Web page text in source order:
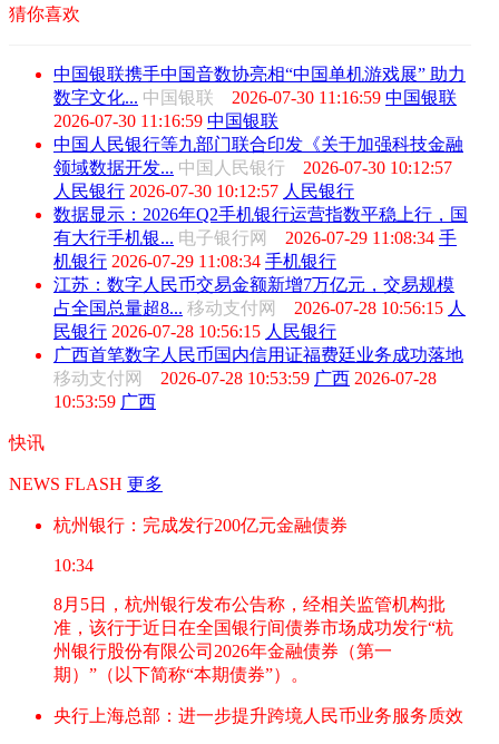
猜你喜欢
中国银联携手中国音数协亮相“中国单机游戏展” 助力
数字文化... 中国银联 2026-07-30 11:16:59 中国银联
2026-07-30 11:16:59 中国银联
中国人民银行等九部门联合印发《关于加强科技金融
领域数据开发... 中国人民银行 2026-07-30 10:12:57
人民银行 2026-07-30 10:12:57 人民银行
数据显示：2026年Q2手机银行运营指数平稳上行，国
有大行手机银... 电子银行网 2026-07-29 11:08:34 手
机银行 2026-07-29 11:08:34 手机银行
江苏：数字人民币交易金额新增7万亿元，交易规模
占全国总量超8... 移动支付网 2026-07-28 10:56:15 人
民银行 2026-07-28 10:56:15 人民银行
广西首笔数字人民币国内信用证福费廷业务成功落地
移动支付网 2026-07-28 10:53:59 广西 2026-07-28
10:53:59 广西
快讯
NEWS FLASH 更多
杭州银行：完成发行200亿元金融债券
10:34
8月5日，杭州银行发布公告称，经相关监管机构批
准，该行于近日在全国银行间债券市场成功发行“杭
州银行股份有限公司2026年金融债券（第一
期）”（以下简称“本期债券”）。
央行上海总部：进一步提升跨境人民币业务服务质效